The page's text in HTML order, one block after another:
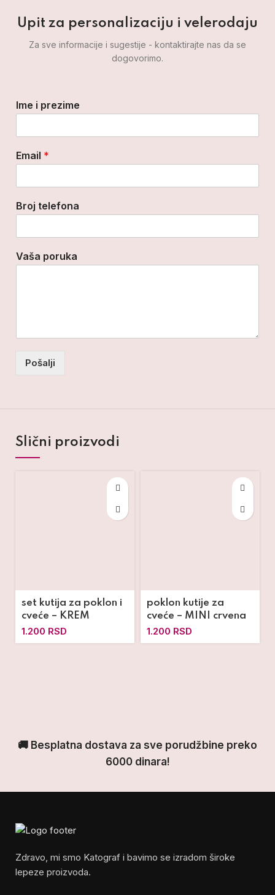
Upit za personalizaciju i velerodaju
Za sve informacije i sugestije - kontaktirajte nas da se
dogovorimo.
Ime i prezime
Email *
Broj telefona
Vaša poruka
Pošalji
Slični proizvodi
set kutija za poklon i
cveće – KREM
1.200 RSD
poklon kutije za
cveće – MINI crvena
1.200 RSD
🚚 Besplatna dostava za sve porudžbine preko
6000 dinara!
Zdravo, mi smo Katograf i bavimo se izradom široke
lepeze proizvoda.